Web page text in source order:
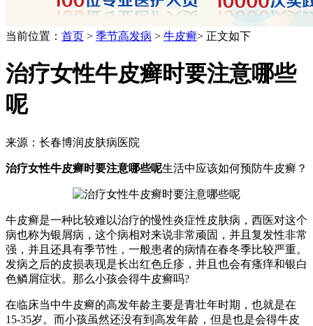
当前位置： 首页 > 季节高发病 > 牛皮癣> 正文如下
治疗女性牛皮癣时要注意哪些
呢
来源：长春博润皮肤病医院
治疗女性牛皮癣时要注意哪些呢生活中应该如何预防牛皮癣？
牛皮癣是一种比较难以治疗的慢性炎症性皮肤病，西医对这个
病也称为银屑病，这个病相对来说非常顽固，并且复发性非常
强，并且还具有季节性，一般患者的病情在春冬季比较严重。
发病之后的皮损表现是长出红色丘疹，并且也会有瘙痒和银白
色鳞屑症状。那么小孩会得牛皮癣吗?
在临床当中牛皮癣的高发年龄主要是青壮年时期，也就是在
15-35岁。而小孩虽然还没有到高发年龄，但是也是会得牛皮